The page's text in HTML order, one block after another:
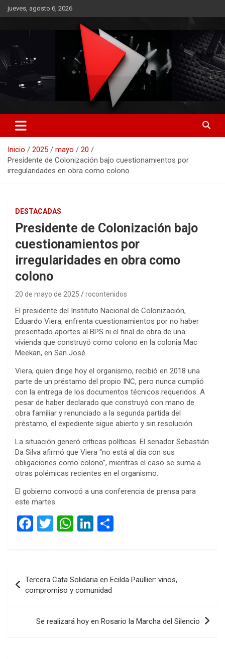
Saltar
al
jueves, agosto 6, 2026
RO CONTENIDOS
Inicio 2025 mayo
20
Presidente de Colonización bajo cuestionamientos por
irregularidades en obra como colono
DESTACADAS
Presidente de Colonización bajo
cuestionamientos por
irregularidades en obra como
colono
20 de mayo de 2025 rocontenidos
El presidente del Instituto Nacional de Colonización,
Eduardo Viera, enfrenta cuestionamientos por no haber
presentado aportes al BPS ni el final de obra de una
vivienda que construyó como colono en la colonia Mac
Meekan, en San José.
Viera, quien dirige hoy el organismo, recibió en 2018 una
parte de un préstamo del propio INC, pero nunca cumplió
con la entrega de los documentos técnicos requeridos. A
pesar de haber declarado que construyó con mano de
obra familiar y renunciado a la segunda partida del
préstamo, el expediente sigue abierto y sin resolución.
La situación generó críticas políticas. El senador Sebastián
Da Silva afirmó que Viera “no está al día con sus
obligaciones como colono”, mientras el caso se suma a
otras polémicas recientes en el organismo.
El gobierno convocó a una conferencia de prensa para
este martes.
F
ce
o
o
k
T
tt
W
at
A
p
p
Li
ke
n
m
ar
tir
de
entradas
Tercera Cata Solidaria en Ecilda Paullier: vinos,
compromiso y comunidad
Se realizará hoy en Rosario la Marcha del Silencio